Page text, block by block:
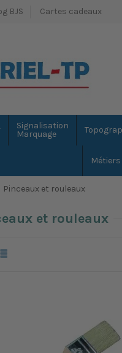
BJS Cartes cadeaux
Signalisation
Marquage
Métiers
Pinceaux et rouleaux
et rouleaux